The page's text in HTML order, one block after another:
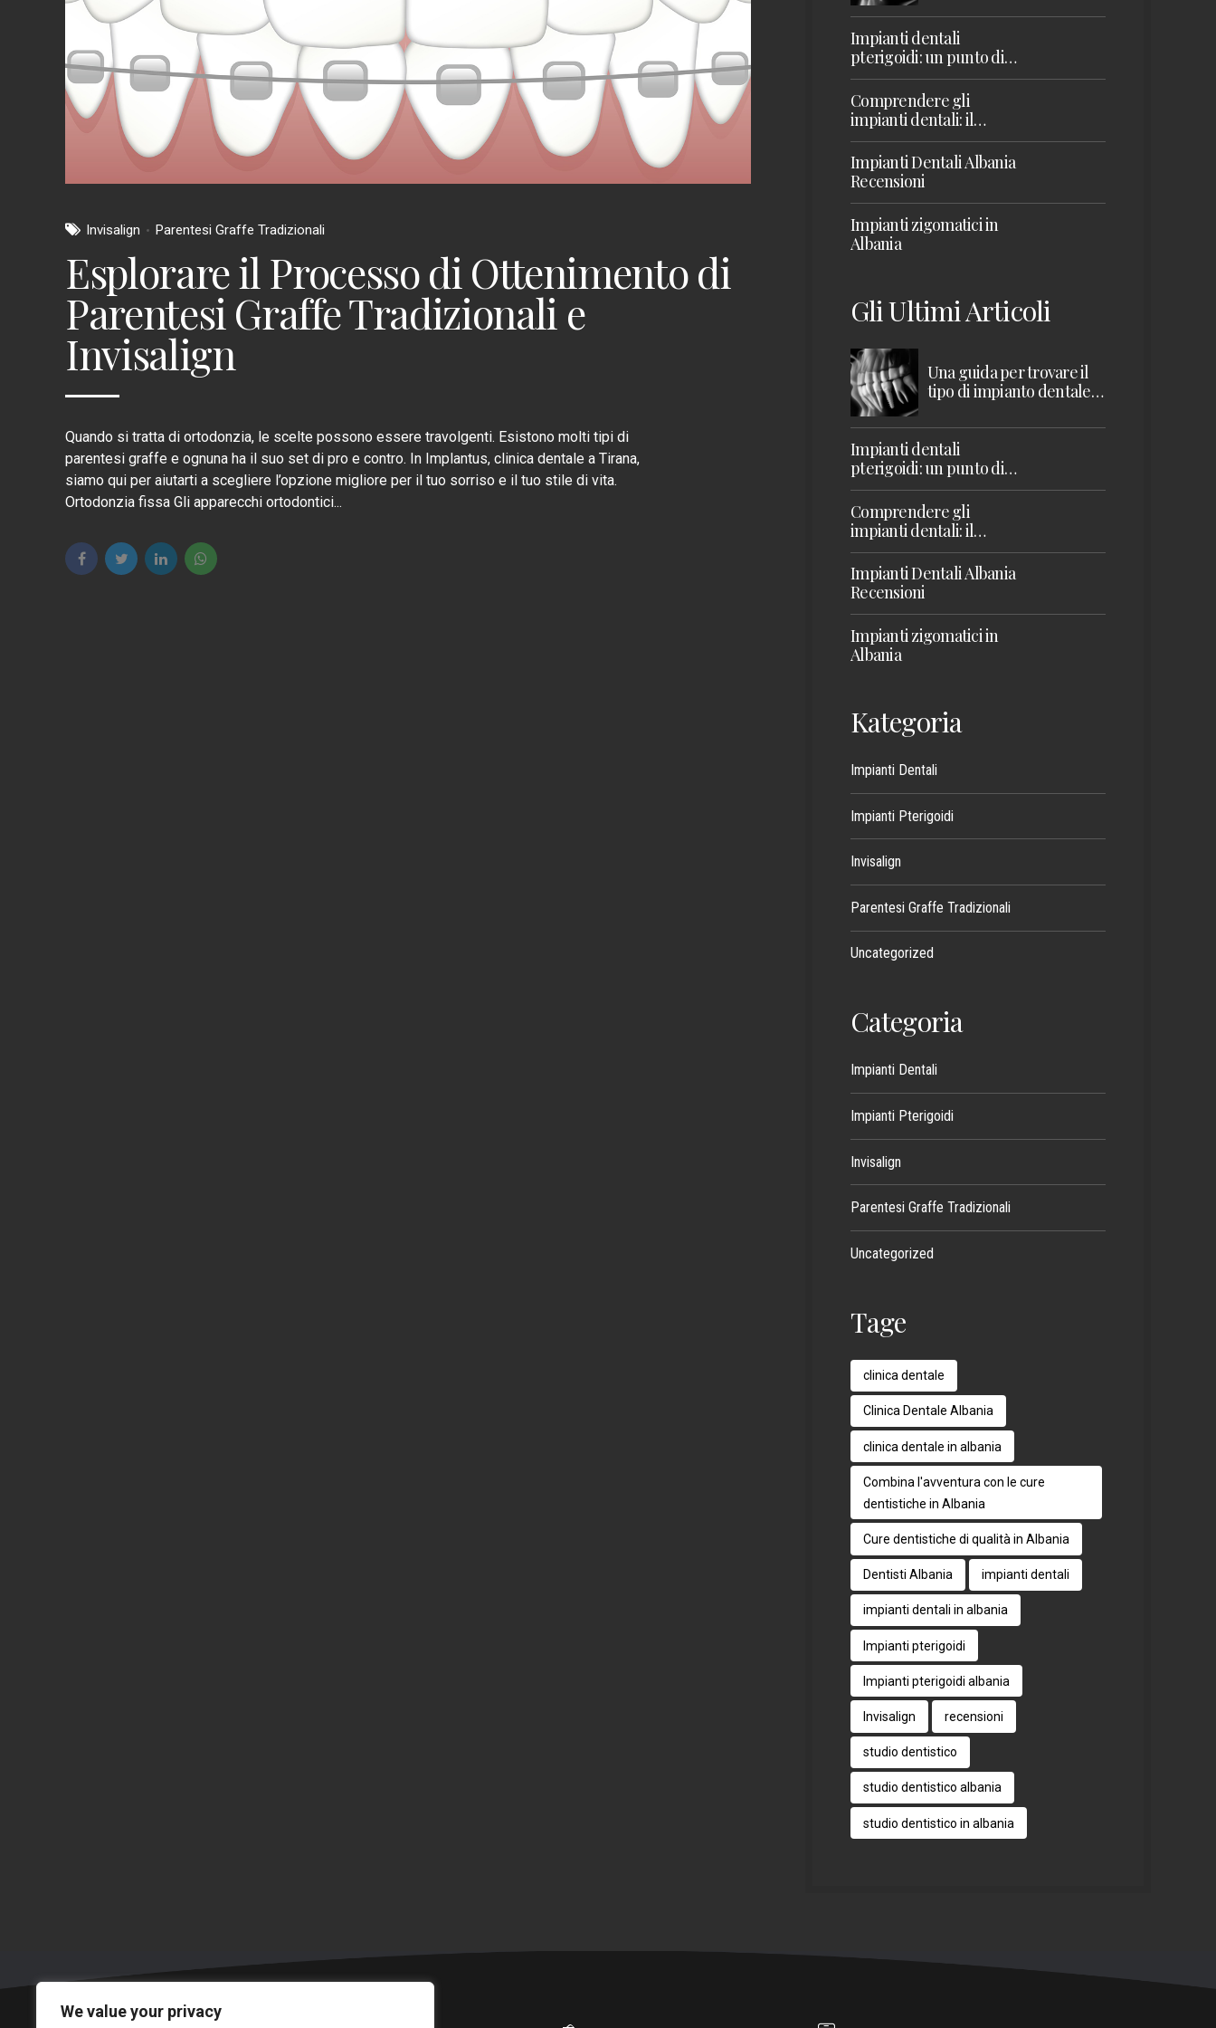
We value your privacy
Invisalign Parentesi Graffe Tradizionali
Esplorare il Processo di Ottenimento di
Parentesi Graffe Tradizionali e
Invisalign
Quando si tratta di ortodonzia, le scelte possono essere travolgenti. Esistono molti tipi di
parentesi graffe e ognuna ha il suo set di pro e contro. In Implantus, clinica dentale a Tirana,
siamo qui per aiutarti a scegliere l’opzione migliore per il tuo sorriso e il tuo stile di vita.
Ortodonzia fissa Gli apparecchi ortodontici...
Impianti dentali
pterigoidi: un punto di
svolta per il restauro della
mascella superiore
Comprendere gli
impianti dentali: il
fondamento di un sorriso
sano
Impianti Dentali Albania
Recensioni
Impianti zigomatici in
Albania
Gli Ultimi Articoli
Una guida per trovare il
tipo di impianto dentale
Impianti dentali
pterigoidi: un punto di
svolta per il restauro della
mascella superiore
Comprendere gli
impianti dentali: il
fondamento di un sorriso
sano
Impianti Dentali Albania
Recensioni
Impianti zigomatici in
Albania
Kategoria
Impianti Dentali
Impianti Pterigoidi
Invisalign
Parentesi Graffe Tradizionali
Uncategorized
Categoria
Impianti Dentali
Impianti Pterigoidi
Invisalign
Parentesi Graffe Tradizionali
Uncategorized
Tage
clinica dentale
Clinica Dentale Albania
clinica dentale in albania
Combina l'avventura con le cure
dentistiche in Albania
Cure dentistiche di qualità in Albania
Dentisti Albania impianti dentali
impianti dentali in albania
Impianti pterigoidi
Impianti pterigoidi albania
Invisalign recensioni
studio dentistico
studio dentistico albania
studio dentistico in albania